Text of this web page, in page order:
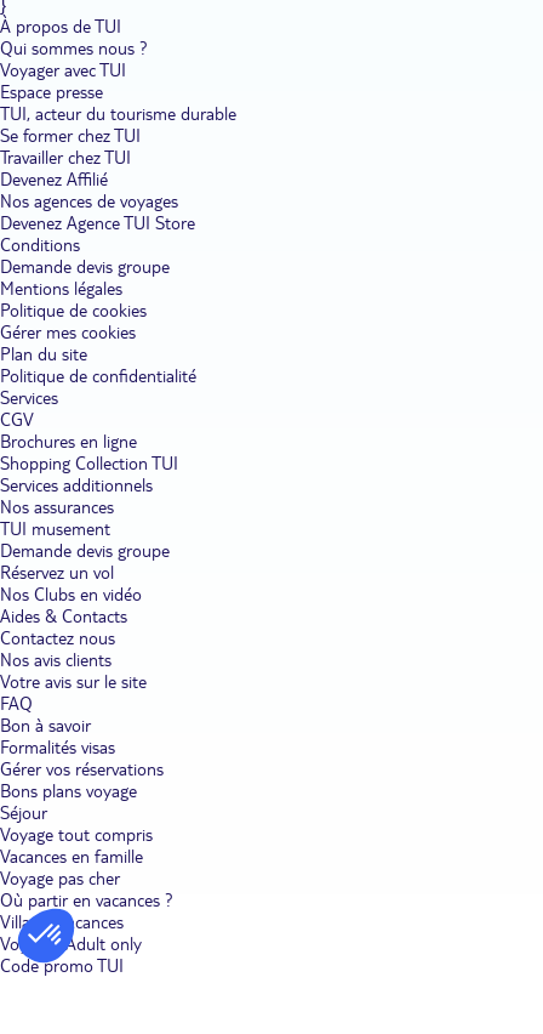
National Mall et les musées Smithsonian.
Idées d’activités et de loisirs
Profitez de promenades en bateau à Central Park, d'excursions
historiques à Boston, ou d’une dégustation de bières artisanales à
Philadelphie. Les circuits gastronomiques permettent aussi de
découvrir la cuisine locale, tandis que des visites guidées à vélo
offrent une perspective unique des villes.
Découverte de la gastronomie
La côte Est est célèbre pour ses spécialités culinaires : bagels de
New York, homard du Maine, chowder de Boston, et cheesesteaks
de Philadelphie. Les marchés fermiers et les food halls offrent une
cuisine authentique, tandis que des restaurants étoilés proposent
des plats raffinés.
Préparez votre voyage en tenant compte du climat variable, surtout
en hiver. Vérifiez les événements culturels en cours pour tirer le
meilleur parti de votre séjour. Utilisez les transports publics pour
vous déplacer facilement dans les grandes villes.
Hébergement
Des options d’hébergement pour tous les budgets sont disponibles.
Choisissez un logement central pour optimiser votre temps. Nous
proposons des hôtels catégorie Standard :
des hôtels catégorie Supérieur.
Festivités et événements
La côte Est propose des événements comme les feux d’artifice du 4
juillet, le festival du film de Tribeca à New York, et les matchs de
baseball des Red Sox à Boston.
Spécialités à ramener
Ramenez des souvenirs typiques comme le sirop d’érable, les
vêtements de marque américaine, ou des objets artisanaux locaux.
FAQ sur la destination
}
À propos de TUI
Qui sommes nous ?
Voyager avec TUI
Espace presse
TUI, acteur du tourisme durable
Se former chez TUI
Travailler chez TUI
Devenez Affilié
Nos agences de voyages
Devenez Agence TUI Store
Conditions
Demande devis groupe
Mentions légales
Politique de cookies
Gérer mes cookies
Plan du site
Politique de confidentialité
Services
CGV
Brochures en ligne
Shopping Collection TUI
Services additionnels
Nos assurances
TUI musement
Demande devis groupe
Réservez un vol
Nos Clubs en vidéo
Aides & Contacts
Contactez nous
Nos avis clients
Votre avis sur le site
FAQ
Bon à savoir
Formalités visas
Gérer vos réservations
Bons plans voyage
Séjour
Voyage tout compris
Vacances en famille
Voyage pas cher
Où partir en vacances ?
Villages vacances
Voyages Adult only
Code promo TUI